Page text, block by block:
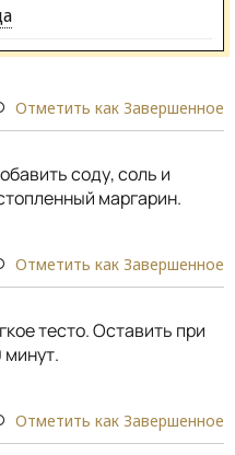
Отметить как Завершенное
соду, соль и
маргарин.
Отметить как Завершенное
тесто. Оставить при
минут.
Отметить как Завершенное